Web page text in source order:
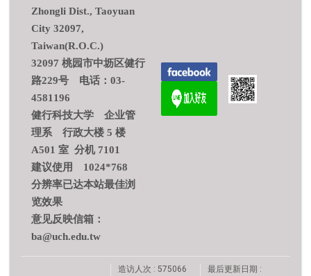
Zhongli Dist., Taoyuan
City 32097,
Taiwan(R.O.C.)
32097 桃园市中坜区健行
路229号 电话：03-
4581196
健行科技大学 企业管
理系 行政大楼 5 楼
A501 室 分机 7101
建议使用 1024*768
分辨率已达本站最佳浏
览效果
意见反映信箱：
ba@uch.edu.tw
造访人次 : 575066 最后更新日期 :